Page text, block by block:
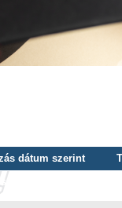
dátum szerint